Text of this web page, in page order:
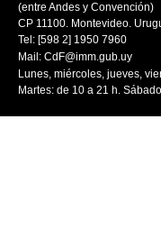
(entre Andes y Convención)
CP 11100. Montevideo.
Tel: [598 2] 1950 7960
Mail: CdF@imm.gub.uy
Lunes, miércoles, jueves,
Martes: de 10 a 21 h.